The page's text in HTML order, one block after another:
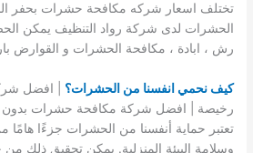
تختلف اسعار شركه مكافحة حشرات بحفر
الحشرات لدى شركة رواد التنظيف يمكن
رش ، ابادة ، مكافحة الحشرات و القوارض
كيف نحمي انفسنا من الحشرات؟ | افضل
رخيصة | افضل شركة مكافحة حشرات بدون
تعتبر حماية أنفسنا من الحشرات جزءًا
وسلامة البيئة المنزلية. يمكن تحقيق ذلك من